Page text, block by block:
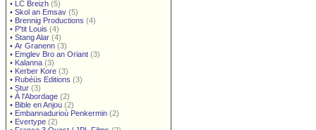
• LC Breizh (5)
• Skol an Emsav (5)
• Brennig Productions (4)
• P'tit Louis (4)
• Stang Alar (4)
• Ar Granenn (3)
• Emglev Bro an Oriant (3)
• Kalanna (3)
• Kerber Kore (3)
• Rubéüs Editions (3)
• Stur (3)
• À l'Abordage (2)
• Bible en Anjou (2)
• Embannadurioù Penkermin (2)
• Evertype (2)